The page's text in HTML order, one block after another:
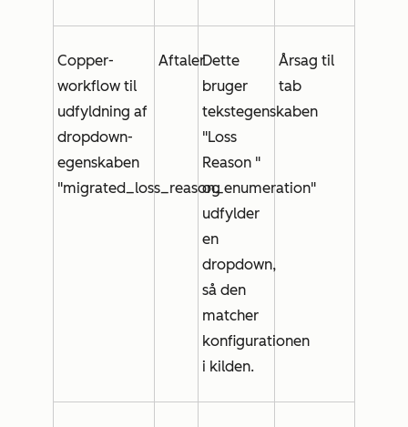
Copper-
workflow til
udfyldning af
dropdown-
egenskaben
"migrated_loss_reason_enumeration"
AftalerDette
bruger
tekstegenskaben
"Loss
Reason "
og
udfylder
en
dropdown,
så den
matcher
konfigurationen
i kilden.
Årsag til
tab